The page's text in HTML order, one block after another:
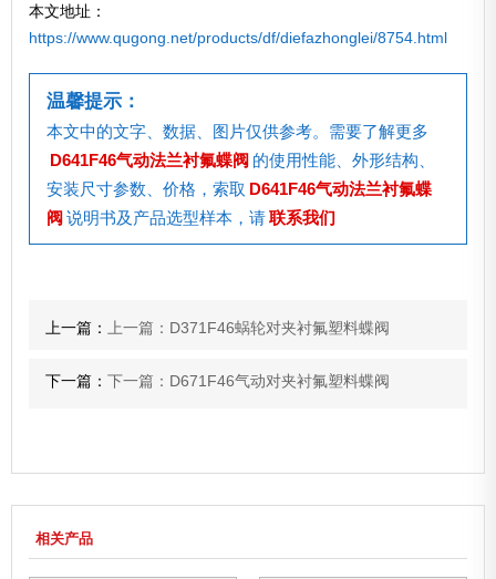
本文地址：
https://www.qugong.net/products/df/diefazhonglei/8754.html
温馨提示：
本文中的文字、数据、图片仅供参考。需要了解更多
D641F46气动法兰衬氟蝶阀 的使用性能、外形结构、
安装尺寸参数、价格，索取 D641F46气动法兰衬氟蝶
阀 说明书及产品选型样本，请联系我们
上一篇： 上一篇：D371F46蜗轮对夹衬氟塑料蝶阀
下一篇：下一篇：D671F46气动对夹衬氟塑料蝶阀
相关产品